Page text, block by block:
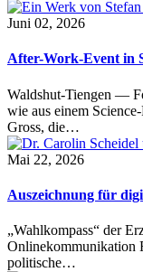
Juni 02, 2026
After-Work-Event in
Waldshut-Tiengen —
wie aus einem
Gross, die…
Mai 22, 2026
Auszeichnung für
„Wahlkompass“ der
Onlinekommunikation
politische…